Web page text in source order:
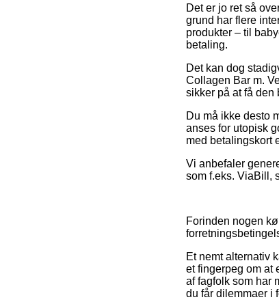
Det er jo ret så
grund har flere
produkter – til
betaling.
Det kan dog
Collagen Bar m.
sikker på at få den
Du må ikke desto
anses for utopisk
med betalingskort
Vi anbefaler
som f.eks. ViaBill,
Forinden nogen
Et nemt alternativ
et fingerpeg om at
af fagfolk som har
du får dilemmaer i